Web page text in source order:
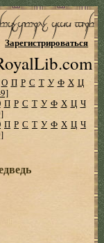
Зарегистрироваться
О П Р С Т У Ф Х Ц
П Р С Т У Ф Х Ц Ч
П Р С Т У Ф Х Ц Ч